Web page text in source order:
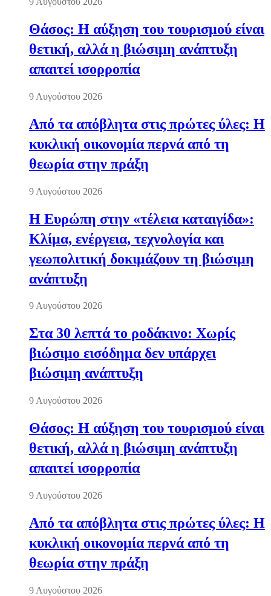
Θάσος: Η αύξηση του τουρισμού είναι
θετική, αλλά η βιώσιμη ανάπτυξη
απαιτεί ισορροπία
9 Αυγούστου 2026
Από τα απόβλητα στις πρώτες ύλες: Η
κυκλική οικονομία περνά από τη
θεωρία στην πράξη
9 Αυγούστου 2026
Η Ευρώπη στην «τέλεια καταιγίδα»:
Κλίμα, ενέργεια, τεχνολογία και
γεωπολιτική δοκιμάζουν τη βιώσιμη
ανάπτυξη
9 Αυγούστου 2026
Στα 30 λεπτά το ροδάκινο: Χωρίς
βιώσιμο εισόδημα δεν υπάρχει
βιώσιμη ανάπτυξη
9 Αυγούστου 2026
Θάσος: Η αύξηση του τουρισμού είναι
θετική, αλλά η βιώσιμη ανάπτυξη
απαιτεί ισορροπία
9 Αυγούστου 2026
Από τα απόβλητα στις πρώτες ύλες: Η
κυκλική οικονομία περνά από τη
θεωρία στην πράξη
9 Αυγούστου 2026